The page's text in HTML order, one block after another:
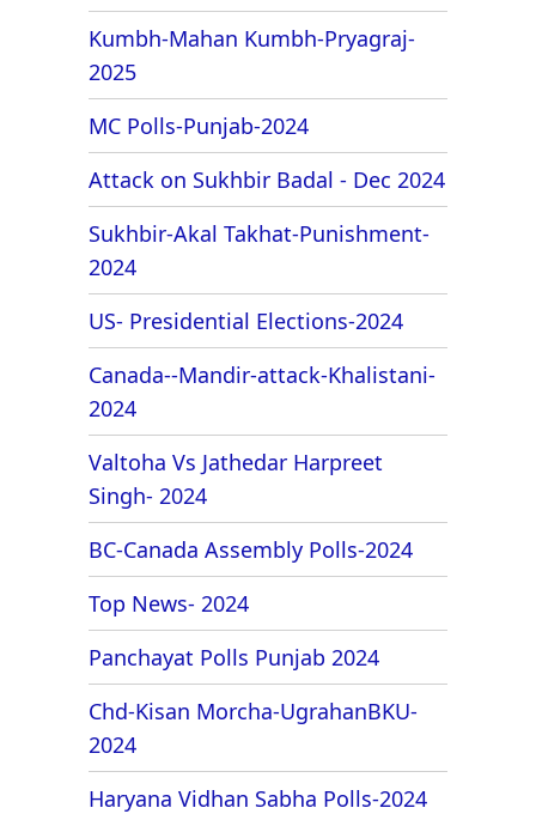
Kumbh-Mahan Kumbh-Pryagraj-
2025
MC Polls-Punjab-2024
Attack on Sukhbir Badal - Dec 2024
Sukhbir-Akal Takhat-Punishment-
2024
US- Presidential Elections-2024
Canada--Mandir-attack-Khalistani-
2024
Valtoha Vs Jathedar Harpreet
Singh- 2024
BC-Canada Assembly Polls-2024
Top News- 2024
Panchayat Polls Punjab 2024
Chd-Kisan Morcha-UgrahanBKU-
2024
Haryana Vidhan Sabha Polls-2024